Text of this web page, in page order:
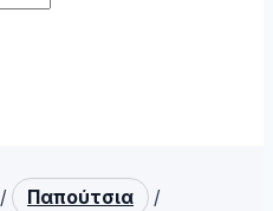
/ Παπούτσια
/